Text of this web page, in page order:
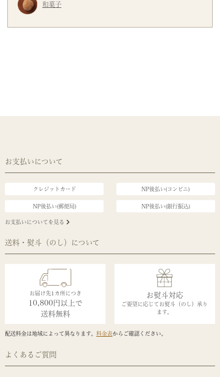
和菓子
お支払いについて
クレジットカード NP後払い(コンビニ)
NP後払い(郵便局) NP後払い(銀行振込)
お支払いについてを見る
送料・熨斗（のし）について
お届け先1カ所につき
10,800円以上で
送料無料
お熨斗対応
ご要望に応じてお熨斗（のし）承り
ます。
配送料金は地域によって異なります。 料金表からご確認ください。
よくあるご質問